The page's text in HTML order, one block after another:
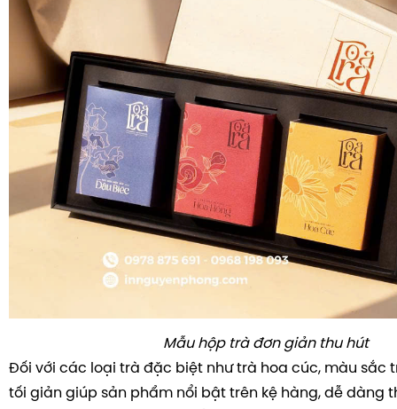
Mẫu hộp trà đơn giản thu hút
Đối với các loại trà đặc biệt như trà hoa cúc, màu sắc
tối giản giúp sản phẩm nổi bật trên kệ hàng, dễ dàng